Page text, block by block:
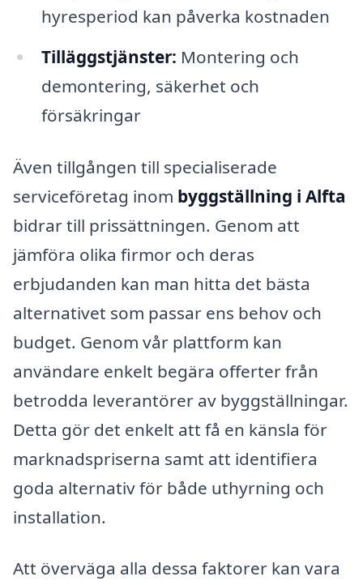
hyresperiod kan påverka kostnaden
Tilläggstjänster: Montering och
demontering, säkerhet och
försäkringar
Även tillgången till specialiserade
serviceföretag inom byggställning i Alfta
bidrar till prissättningen. Genom att
jämföra olika firmor och deras
erbjudanden kan man hitta det bästa
alternativet som passar ens behov och
budget. Genom vår plattform kan
användare enkelt begära offerter från
betrodda leverantörer av byggställningar.
Detta gör det enkelt att få en känsla för
marknadspriserna samt att identifiera
goda alternativ för både uthyrning och
installation.
Att överväga alla dessa faktorer kan vara